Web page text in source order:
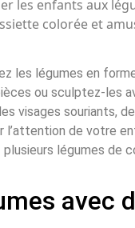
les enfants aux
colorée et
les légumes en
ou sculptez-les
visages souriants,
l’attention de votre
plusieurs légumes de
avec